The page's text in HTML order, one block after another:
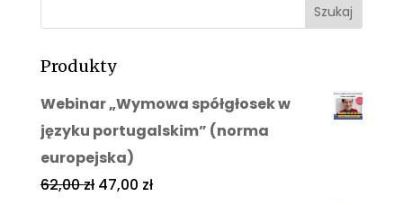
Produkty
Webinar „Wymowa spółgłosek w
języku portugalskim” (norma
europejska)
62,00zł 47,00 zł